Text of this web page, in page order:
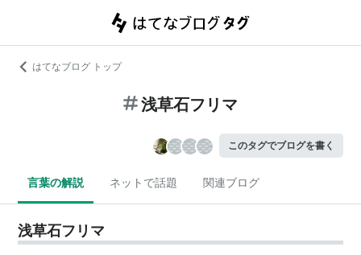
はてなブログ トップ
浅草石フリマ
このタグでブログを書く
言葉の解説 ネットで話題 関連ブログ
浅草石フリマ